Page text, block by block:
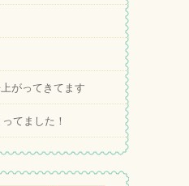
がってきてます
てました！